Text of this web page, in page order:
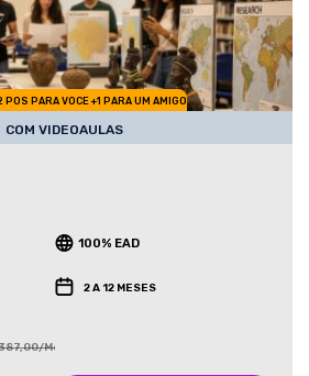
POS PARA VOCE +1 PARA UM AMIGO
COM VIDEOAULAS
100% EAD
2 A 12 MESES
Mês